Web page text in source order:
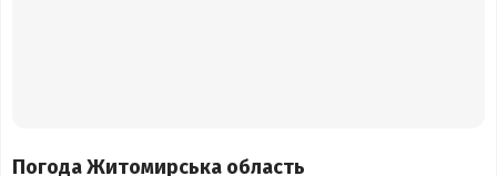
Погода Житомирська область